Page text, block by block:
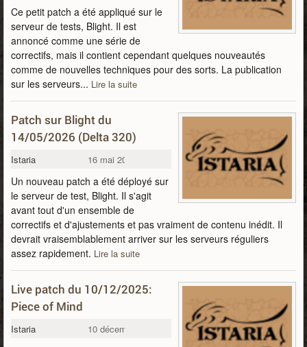
Ce petit patch a été appliqué sur le
serveur de tests, Blight. Il est
annoncé comme une série de
correctifs, mais il contient cependant quelques nouveautés
comme de nouvelles techniques pour des sorts. La publication
sur les serveurs... Lire la suite
Patch sur Blight du
14/05/2026 (Delta 320)
Istaria 16 mai 2026
Un nouveau patch a été déployé sur
le serveur de test, Blight. Il s'agit
avant tout d'un ensemble de
correctifs et d'ajustements et pas vraiment de contenu inédit. Il
devrait vraisemblablement arriver sur les serveurs réguliers
assez rapidement. Lire la suite
Live patch du 10/12/2025:
Piece of Mind
Istaria 10 décembre 2025